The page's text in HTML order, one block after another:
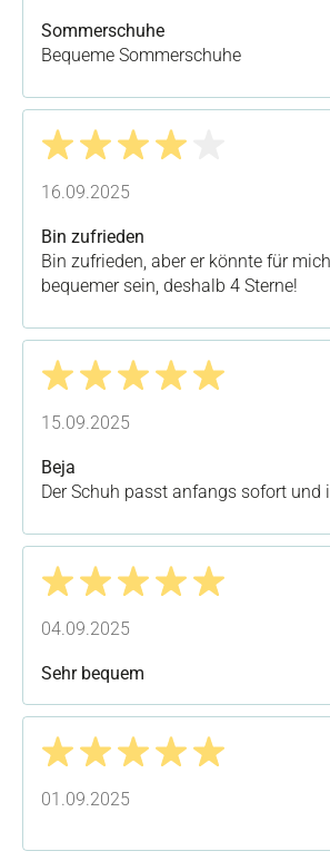
Sommerschuhe
Bequeme Sommerschuhe
16.09.2025
Bin zufrieden
Bin zufrieden, aber er könnte für
bequemer sein, deshalb 4 Sterne!
15.09.2025
Beja
Der Schuh passt anfangs sofort und
04.09.2025
Sehr bequem
01.09.2025